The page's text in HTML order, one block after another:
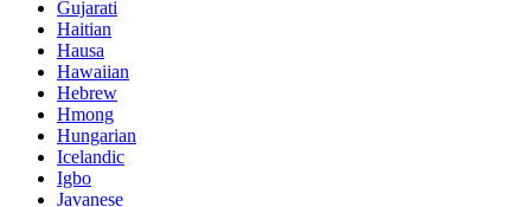
Gujarati
Haitian
Hausa
Hawaiian
Hebrew
Hmong
Hungarian
Icelandic
Igbo
Javanese